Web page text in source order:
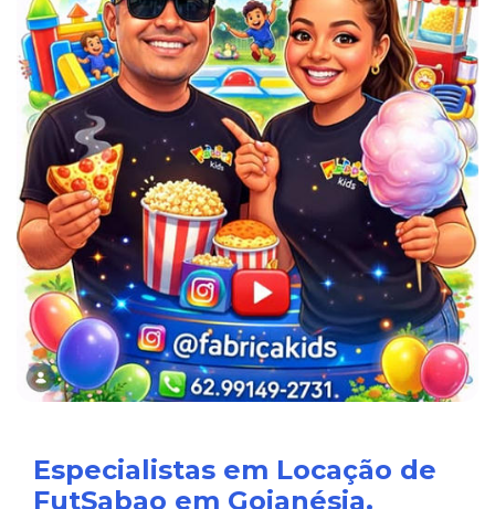
Especialistas em Locação de
FutSabao em Goianésia.